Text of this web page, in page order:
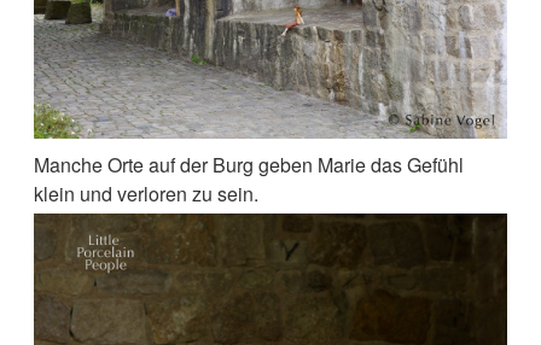
Manche Orte auf der Burg geben Marie das Gefühl
klein und verloren zu sein.